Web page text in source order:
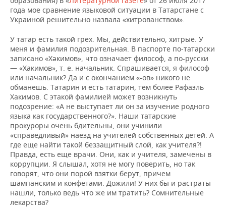
года мое сравнение языковой ситуации в Татарстане с
Украиной решительно назвала «хитрованством».
У татар есть такой грех. Мы, действительно, хитрые. У
меня и фамилия подозрительная. В паспорте по-татарски
записано «Хәкимов», что означает философ, а по-русски
— «Хакимов», т. е. начальник. Спрашивается, я философ
или начальник? Да и с окончанием «-ов» никого не
обманешь. Татарин и есть татарин, тем более Рафаэль
Хакимов. С этакой фамилией может возникнуть
подозрение: «А не выступает ли он за изучение родного
языка как государственного?». Наши татарские
прокуроры очень бдительны, они учинили
«справедливый» наезд на учителей собственных детей. А
где еще найти такой беззащитный слой, как учителя?!
Правда, есть еще врачи. Они, как и учителя, замечены в
коррупции. Я слышал, хотя не могу поверить, но так
говорят, что они порой взятки берут, причем
шампанским и конфетами. Дожили! У них бы и растраты
нашли, только ведь что же им тратить? Сомнительные
лекарства?